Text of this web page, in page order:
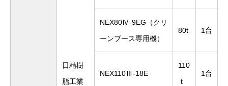
日精樹
脂工業
NEX80Ⅳ-9EG（クリ
ーンブース専用機）
80t 1台
NEX110Ⅲ-18E
110
ｔ
1台